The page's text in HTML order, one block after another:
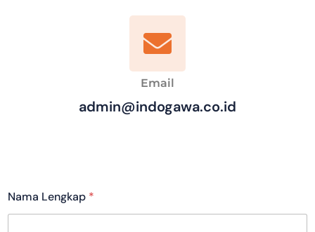
Email
admin@indogawa.co.id
Nama Lengkap *